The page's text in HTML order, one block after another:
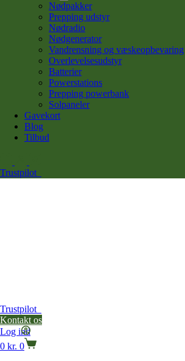
Nødpakker
Prepping udstyr
Nødradio
Nødgenerator
Vandrensning og væskeopbevaring
Overlevelsesudstyr
Batterier
Powerstations
Prepping powerbank
Solpaneler
Gavekort
Blog
Tilbud
Trustpilot
Trustpilot
Kontakt os
Log ind
Indkøbskurv
0 kr. 0